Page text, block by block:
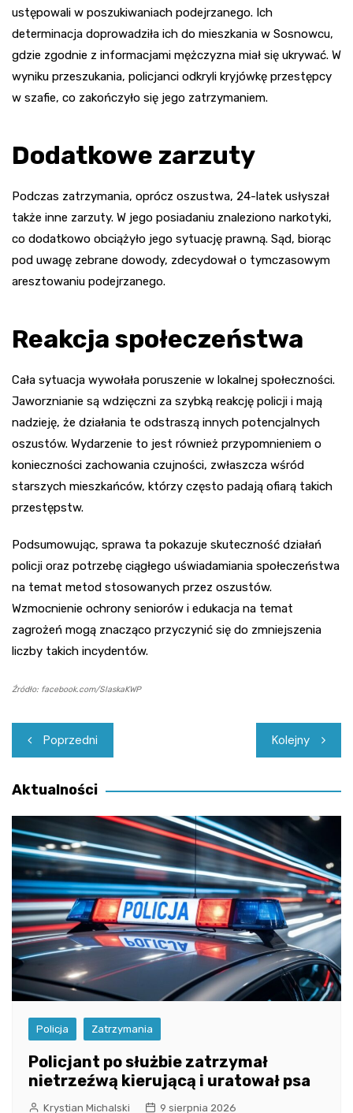
ustępowali w poszukiwaniach podejrzanego. Ich
determinacja doprowadziła ich do mieszkania w Sosnowcu,
gdzie zgodnie z informacjami mężczyzna miał się ukrywać. W
wyniku przeszukania, policjanci odkryli kryjówkę przestępcy
w szafie, co zakończyło się jego zatrzymaniem.
Dodatkowe zarzuty
Podczas zatrzymania, oprócz oszustwa, 24-latek usłyszał
także inne zarzuty. W jego posiadaniu znaleziono narkotyki,
co dodatkowo obciążyło jego sytuację prawną. Sąd, biorąc
pod uwagę zebrane dowody, zdecydował o tymczasowym
aresztowaniu podejrzanego.
Reakcja społeczeństwa
Cała sytuacja wywołała poruszenie w lokalnej społeczności.
Jaworznianie są wdzięczni za szybką reakcję policji i mają
nadzieję, że działania te odstraszą innych potencjalnych
oszustów. Wydarzenie to jest również przypomnieniem o
konieczności zachowania czujności, zwłaszcza wśród
starszych mieszkańców, którzy często padają ofiarą takich
przestępstw.
Podsumowując, sprawa ta pokazuje skuteczność działań
policji oraz potrzebę ciągłego uświadamiania społeczeństwa
na temat metod stosowanych przez oszustów.
Wzmocnienie ochrony seniorów i edukacja na temat
zagrożeń mogą znacząco przyczynić się do zmniejszenia
liczby takich incydentów.
Źródło: facebook.com/SlaskaKWP
Nawigacja
wpisu
Poprzedni Kolejny
Aktualności
Policja Zatrzymania
Policjant po służbie zatrzymał
nietrzeźwą kierującą i uratował psa
Krystian Michalski 9 sierpnia 2026